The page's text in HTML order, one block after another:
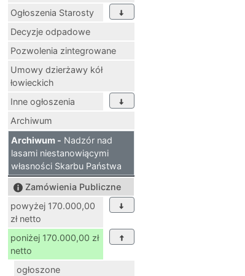
Ogłoszenia Starosty
Decyzje odpadowe
Pozwolenia zintegrowane
Umowy dzierżawy kół
łowieckich
Inne ogłoszenia
Archiwum
Archiwum - Nadzór nad
lasami niestanowiącymi
własności Skarbu Państwa
Zamówienia Publiczne
powyżej 170.000,00
zł netto
poniżej 170.000,00 zł
netto
ogłoszone